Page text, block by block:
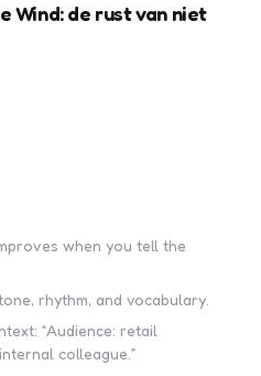
Wind: de rust van niet
when you tell the
rhythm, and vocabulary.
“Audience: retail
colleague.”